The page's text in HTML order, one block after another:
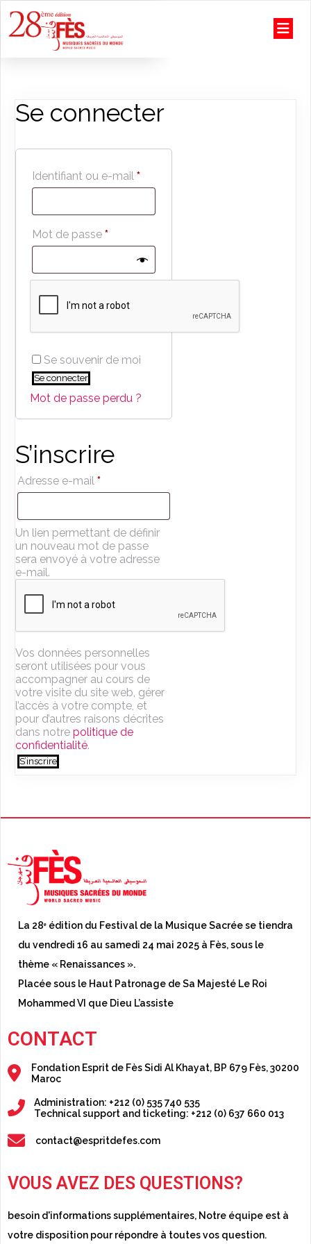
Se connecter
Identifiant ou e-mail *Obligatoire
Mot de passe *Obligatoire
Se souvenir de moi
Se connecter
Mot de passe perdu ?
S’inscrire
Adresse e-mail *Obligatoire
Un lien permettant de définir
un nouveau mot de passe
sera envoyé à votre adresse
e-mail.
Vos données personnelles
seront utilisées pour vous
accompagner au cours de
votre visite du site web, gérer
l’accès à votre compte, et
pour d’autres raisons décrites
dans notre politique de
confidentialité.
S’inscrire
La 28ᵉ édition du Festival de la Musique Sacrée se tiendra
du vendredi 16 au samedi 24 mai 2025 à Fès, sous le
thème « Renaissances ».
Placée sous le Haut Patronage de Sa Majesté Le Roi
Mohammed VI que Dieu L’assiste
CONTACT
Fondation Esprit de Fès Sidi Al Khayat, BP 679 Fès, 30200
Maroc
Administration: +212 (0) 535 740 535
Technical support and ticketing: +212 (0) 637 660 013
contact@espritdefes.com
VOUS AVEZ DES QUESTIONS?
besoin d'informations supplémentaires, Notre équipe est à
votre disposition pour répondre à toutes vos question.